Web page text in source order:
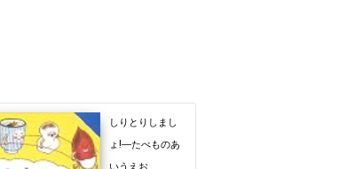
しりとりしまし
ょ!―たべものあ